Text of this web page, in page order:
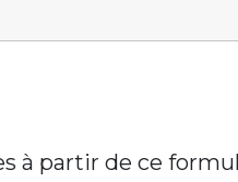
à partir de ce